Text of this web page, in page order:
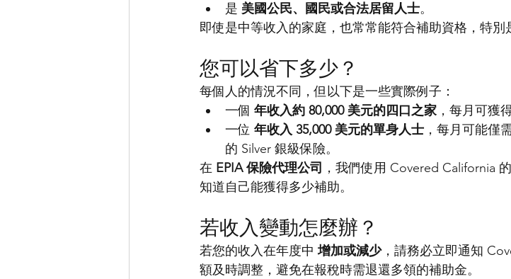
是 美國公民、國民或合法居留人士。
即使是中等收入的家庭，也常常能符合補助資格，特別
您可以省下多少？
每個人的情況不同，但以下是一些實際例子：
一個 年收入約 80,000 美元的四口之家 ，每月可獲
一位 年收入 35,000 美元的單身人士 ，每月可能僅
的 Silver 銀級保險。
在 EPIA 保險代理公司 ，我們使用 Covered California
知道自己能獲得多少補助。
若收入變動怎麼辦？
若您的收入在年度中 增加或減少，請務必立即通知
額及時調整，避免在報稅時需退還多領的補助金。